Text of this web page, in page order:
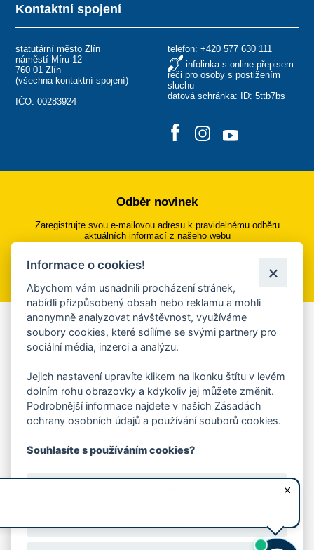
Kontaktní spojení
statutární město Zlín
náměstí Míru 12
760 01 Zlín
(všechna kontaktní spojení)
IČO: 00283924
telefon: +420 577 630 111
infolinka s online přepisem
řeči pro osoby s postižením
sluchu
datová schránka: ID: 5ttb7bs
Odběr novinek
Zaregistrujte svou e-mailovou adresu k pravidelnému odběru
aktuálních informací z našeho webu
Přihlásit se k odběru
Aplikace Mobilní rozhlas
Chcete dostávat do svého mobilu či mailu upozornění na
ankety, pozvánky na kulturní a sportovní akce?
Více informací o aplikaci
© 2026 Magistrát města Zlína
Prohlášení o používání cookies
Informace o cookies!
Abychom vám usnadnili procházení stránek,
nabídli přizpůsobený obsah nebo reklamu a mohli
anonymně analyzovat návštěvnost, využíváme
soubory cookies, které sdílíme se svými partnery pro
sociální média, inzerci a analýzu.
Jejich nastavení upravíte klikem na ikonku štítu v levém
dolním rohu obrazovky a kdykoliv jej můžete změnit.
Podrobnější informace najdete v našich Zásadách
ochrany osobních údajů a používání souborů cookies.
Souhlasíte s používáním cookies?